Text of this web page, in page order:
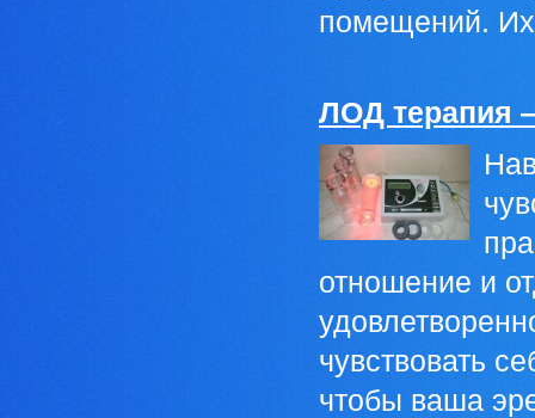
помещений.
ЛОД терапия
отношение и
чувствовать
чтобы ваша